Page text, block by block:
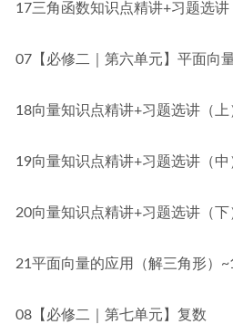
17三角函数知识点精讲+习题选
07【必修二｜第六单元】平面向
18向量知识点精讲+习题选讲（上
19向量知识点精讲+习题选讲（中
20向量知识点精讲+习题选讲（下
21平面向量的应用（解三角形）
08【必修二｜第七单元】复数